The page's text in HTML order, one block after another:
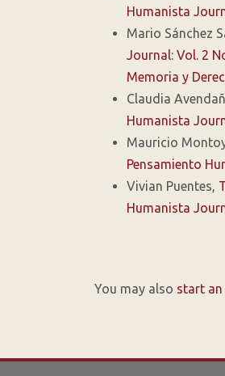
Humanista
Mario Sánchez
Journal: Vol. 2
Memoria y
Claudia
Humanista
Mauricio
Pensamiento
Vivian Puentes,
Humanista
You may also start an